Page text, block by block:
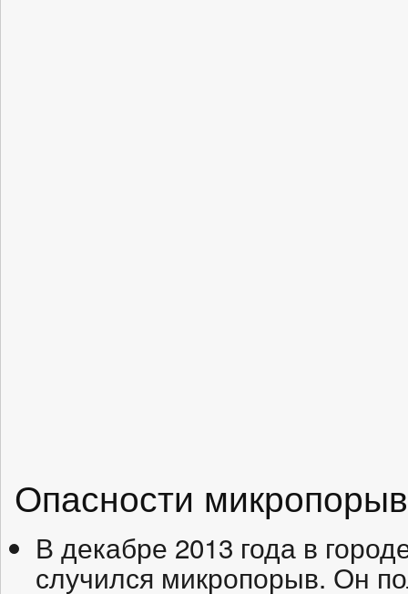
Опасности
В декабре 2013 года в
случился микропорыв. Он